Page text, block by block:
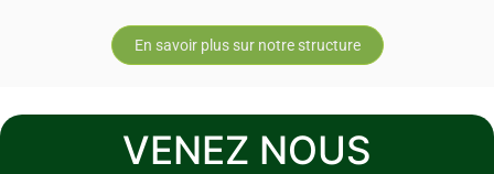
En savoir plus sur notre structure
VENEZ NOUS